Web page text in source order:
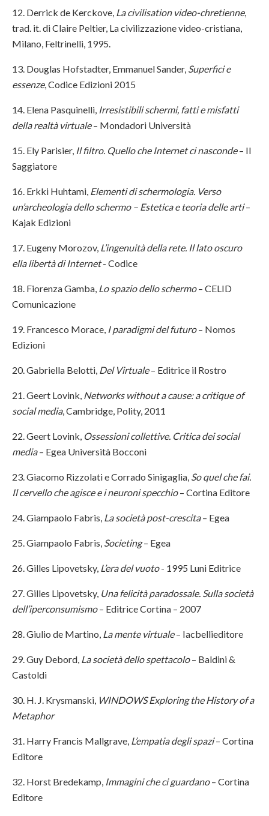
12. Derrick de Kerckove, La civilisation video-chretienne,
trad. it. di Claire Peltier, La civilizzazione video-cristiana,
Milano, Feltrinelli, 1995.
13. Douglas Hofstadter, Emmanuel Sander, Superfici e
essenze, Codice Edizioni 2015
14. Elena Pasquinelli, Irresistibili schermi, fatti e misfatti
della realtà virtuale– Mondadori Università
15. Ely Parisier, Il filtro. Quello che Internet ci nasconde– Il
Saggiatore
16. Erkki Huhtami, Elementi di schermologia. Verso
un’archeologia dello schermo – Estetica e teoria delle arti–
Kajak Edizioni
17. Eugeny Morozov, L’ingenuità della rete. Il lato oscuro
ella libertà di Internet- Codice
18. Fiorenza Gamba, Lo spazio dello schermo– CELID
Comunicazione
19. Francesco Morace, I paradigmi del futuro– Nomos
Edizioni
20. Gabriella Belotti, Del Virtuale– Editrice il Rostro
21. Geert Lovink, Networks without a cause: a critique of
social media, Cambridge, Polity, 2011
22. Geert Lovink, Ossessioni collettive. Critica dei social
media– Egea Università Bocconi
23. Giacomo Rizzolati e Corrado Sinigaglia, So quel che fai.
Il cervello che agisce e i neuroni specchio– Cortina Editore
24. Giampaolo Fabris, La società post-crescita– Egea
25. Giampaolo Fabris, Societing– Egea
26. Gilles Lipovetsky, L’era del vuoto- 1995 Luni Editrice
27. Gilles Lipovetsky, Una felicità paradossale. Sulla società
dell’iperconsumismo– Editrice Cortina – 2007
28. Giulio de Martino, La mente virtuale– Iacbellieditore
29. Guy Debord, La società dello spettacolo– Baldini &
Castoldi
30. H. J. Krysmanski, WINDOWS Exploring the History of a
Metaphor
31. Harry Francis Mallgrave, L’empatia degli spazi– Cortina
Editore
32. Horst Bredekamp, Immagini che ci guardano– Cortina
Editore